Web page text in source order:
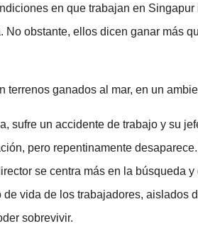
en que trabajan en Singapur
obstante, ellos dicen ganar más
terrenos ganados al mar, en un
sufre un accidente de trabajo y su
pero repentinamente
se centra más en la búsqueda
vida de los trabajadores, aislados
sobrevivir.